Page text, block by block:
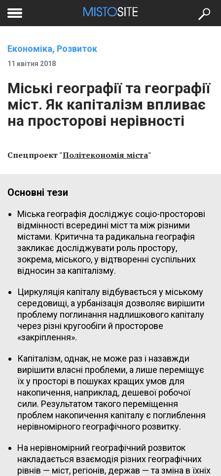
меню
Економіка, Розвиток
11 квітня 2018
Міські географії та географії
міст. Як капіталізм впливає
на просторові нерівності
Спецпроект "Політекономія міста"
Основні тези
Міська географія досліджує соціо-просторові
відмінності всередині міст та між різними
містами. Критична та радикальна географія
закликає досліджувати роль простору,
зокрема, міського, у відтворенні суспільних
відносин за капіталізму.
Циркуляція капіталу відбувається у міському
середовищі, а урбанізація дозволяє вирішити
проблему поглинання надлишкового капіталу
через різні кругообіги й просторове
«закріплення».
Капіталізм, однак, не може раз і назавжди
вирішити власні проблеми, а лише переміщує
їх у просторі в пошуках кращих умов для
накопичення, наприклад, дешевої робочої
сили. Результатом такого переміщення
проблем накопичення капіталу є поглиблення
нерівномірного географічного розвитку.
На нерівномірний географічний розвиток
накладається взаємодія різних географічних
рівнів — міст, регіонів, держав — та зміна в їхніх